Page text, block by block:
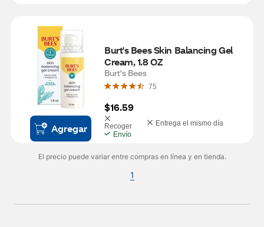
Agregar
Burt's Bees Skin Balancing Gel
Cream, 1.8 OZ
Burt's Bees
75
$16.59
Recoger
Entrega el mismo día
Envío
El precio puede variar entre compras en línea y en tienda.
1